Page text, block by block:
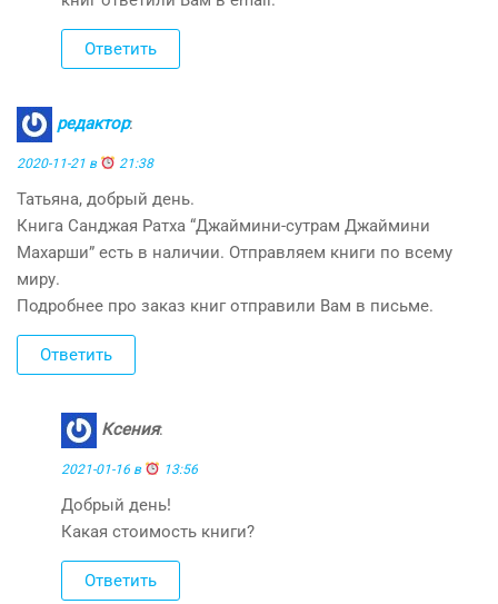
Ответить
редактор:
2020-11-21 в 21:38
Татьяна, добрый день.
Книга Санджая Ратха “Джаймини-сутрам Джаймини
Махарши” есть в наличии. Отправляем книги по всему
миру.
Подробнее про заказ книг отправили Вам в письме.
Ответить
Ксения:
2021-01-16 в 13:56
Добрый день!
Какая стоимость книги?
Ответить